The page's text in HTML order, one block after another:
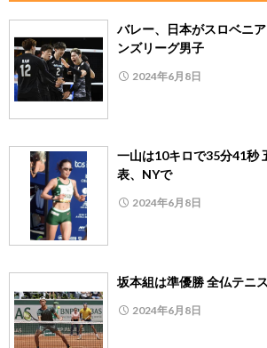
バレー、日本がスロベニ
ンズリーグ男子
2024年6月8日
一山は10キロで35分41秒
表、NYで
2024年6月8日
坂本組は準優勝 全仏テニ
2024年6月8日